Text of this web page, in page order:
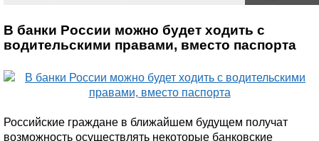
В банки России можно будет ходить с
водительскими правами, вместо паспорта
Российские граждане в ближайшем будущем получат
возможность осуществлять некоторые банковские